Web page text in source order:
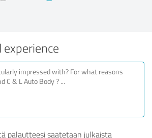
palautteesi saatetaan julkaista